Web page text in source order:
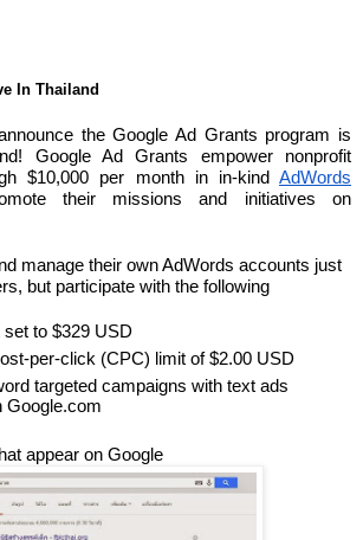
In Thailand
the Google Ad Grants program is
Google Ad Grants empower nonprofit
$10,000 per month in in-kind AdWords
their missions and initiatives on
manage their own AdWords accounts just
but participate with the following
to $329 USD
per-click (CPC) limit of $2.00 USD
targeted campaigns with text ads
Google.com
appear on Google